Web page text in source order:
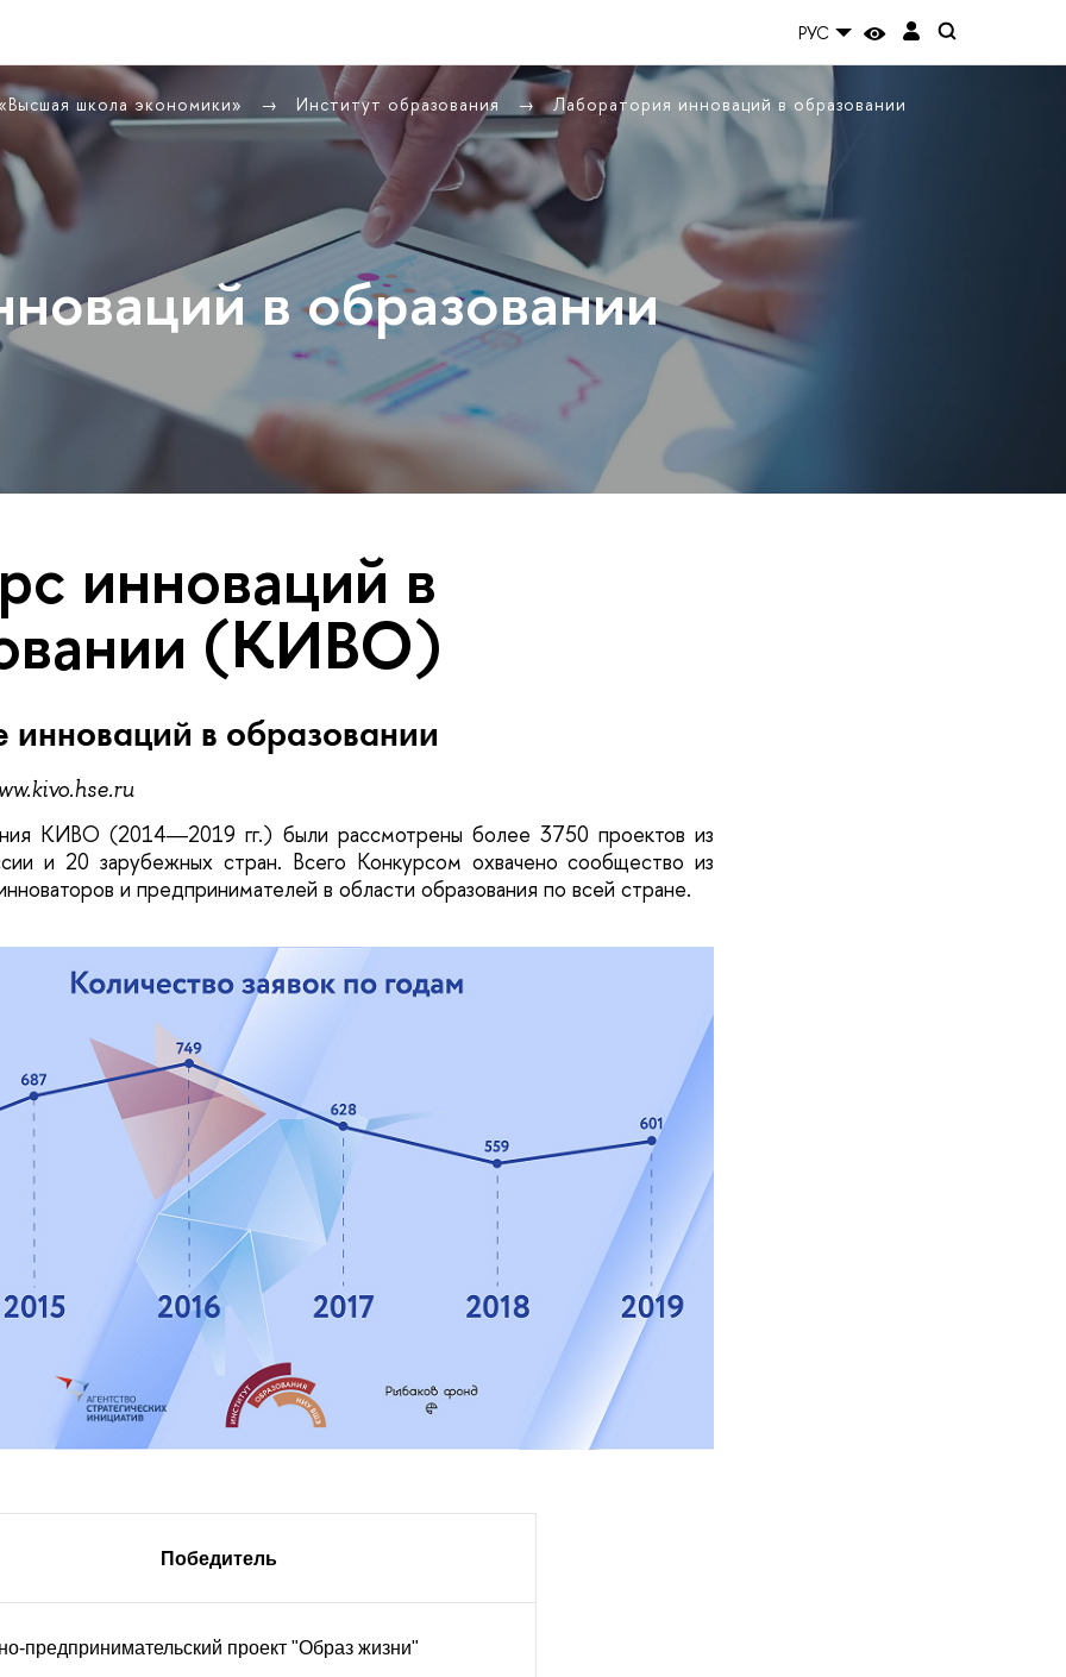
РУС
школа экономики» Институт образования Лаборатория инноваций в образовании
в образовании
инноваций в
(КИВО)
в образовании
КИВО (2014―2019 гг.) были рассмотрены более 3750 проектов из
и 20 зарубежных стран. Всего Конкурсом охвачено сообщество из
и предпринимателей в области образования по всей стране.
Победитель
предпринимательский проект "Образ жизни"